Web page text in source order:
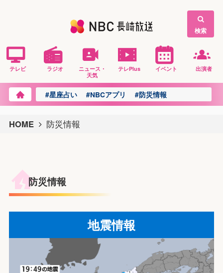
検索
テレビ ラジオ
ニュース・
天気
テレPlus イベント 出演者
#星座占い #NBCアプリ #防災情報
HOME 防災情報
防災情報
地震情報